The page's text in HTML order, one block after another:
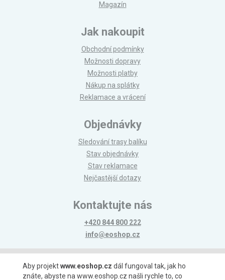
Magazín
Jak nakoupit
Obchodní podmínky
Možnosti dopravy
Možnosti platby
Nákup na splátky
Reklamace a vrácení
Objednávky
Sledování trasy balíku
Stav objednávky
Stav reklamace
Nejčastější dotazy
Kontaktujte nás
+420 844 800 222
info@eoshop.cz
Možnosti platby
Aby projektwww.eoshop.cz dál fungoval tak, jak ho
znáte, abyste na www.eoshop.cz našli rychle to, co